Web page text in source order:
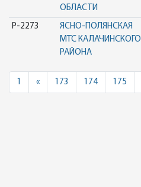
ОБЛАСТИ
Р-2273
ЯСНО-ПОЛЯНСКАЯ
МТС КАЛАЧИНСКОГО
РАЙОНА
1 «Previous
173 174 175